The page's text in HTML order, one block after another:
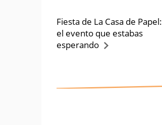
Fiesta de La Casa de Papel:
el evento que estabas
esperando